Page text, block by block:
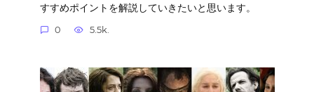
すすめポイントを解説していきたいと思います。
0 5.5k.